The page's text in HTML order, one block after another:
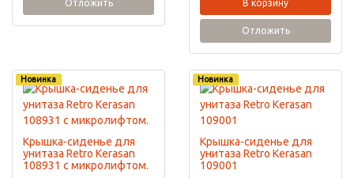
Отложить В корзину
Отложить
Новинка
Крышка-сиденье для
унитаза Retro Kerasan
108931 c микролифтом.
Новинка
Крышка-сиденье для
унитаза Retro Kerasan
109001